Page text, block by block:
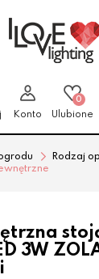
Konto
0
Ulubione
Rodzaj
3W